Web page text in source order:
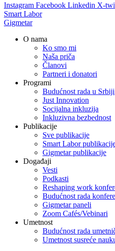
Instagram Facebook Linkedin X-
Smart Labor
Gigmetar
O nama
Ko smo mi
Naša priča
Članovi
Partneri i donatori
Programi
Budućnost rada u Srbiji
Just Innovation
Socijalna inkluzija
Inkluzivna bezbednost
Publikacije
Sve publikacije
Smart Labor
Gigmetar publikacije
Događaji
Vesti
Podkasti
Reshaping work
Budućnost rada
Gigmetar paneli
Zoom Cafés/Vebinari
Umetnost
Budućnost rada
Umetnost susreće